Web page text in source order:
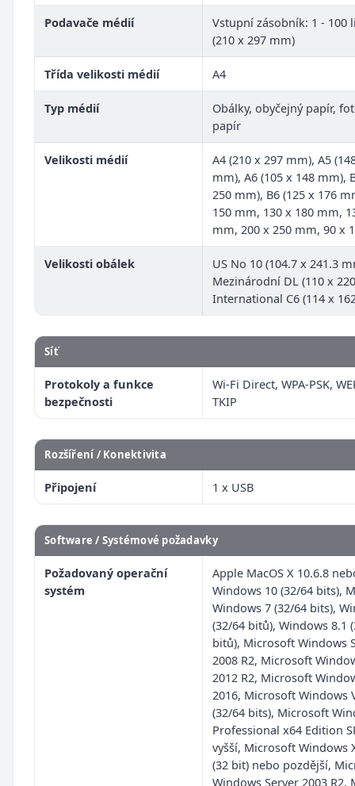
Podavače médií
Vstupní zásobník: 1 - 100
(210 x 297 mm)
Třída velikosti médií A4
Typ médií
Obálky, obyčejný papír,
papír
Velikosti médií
A4 (210 x 297 mm), A5
mm), A6 (105 x 148 mm),
250 mm), B6 (125 x 176
150 mm, 130 x 180 mm,
mm, 200 x 250 mm, 90 x
Velikosti obálek
US No 10 (104.7 x 241.3
Mezinárodní DL (110 x
International C6 (114 x
Síť
Protokoly a funkce
bezpečnosti
Wi-Fi Direct, WPA-PSK,
TKIP
Rozšíření / Konektivita
Připojení 1 x USB
Software / Systémové požadavky
Požadovaný operační
systém
Apple MacOS X 10.6.8
Windows 10 (32/64 bits),
Windows 7 (32/64 bits),
(32/64 bitů), Windows 8.1
bitů), Microsoft Windows
2008 R2, Microsoft
2012 R2, Microsoft
2016, Microsoft Windows
(32/64 bits), Microsoft
Professional x64 Edition
vyšší, Microsoft Windows
(32 bit) nebo pozdější,
Windows Server 2003 R2,